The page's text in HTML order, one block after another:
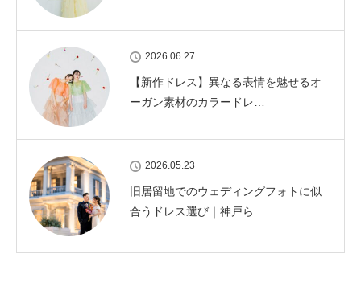
2026.06.27
【新作ドレス】異なる表情を魅せるオ
ーガン素材のカラードレ…
2026.05.23
旧居留地でのウェディングフォトに似
合うドレス選び｜神戸ら…